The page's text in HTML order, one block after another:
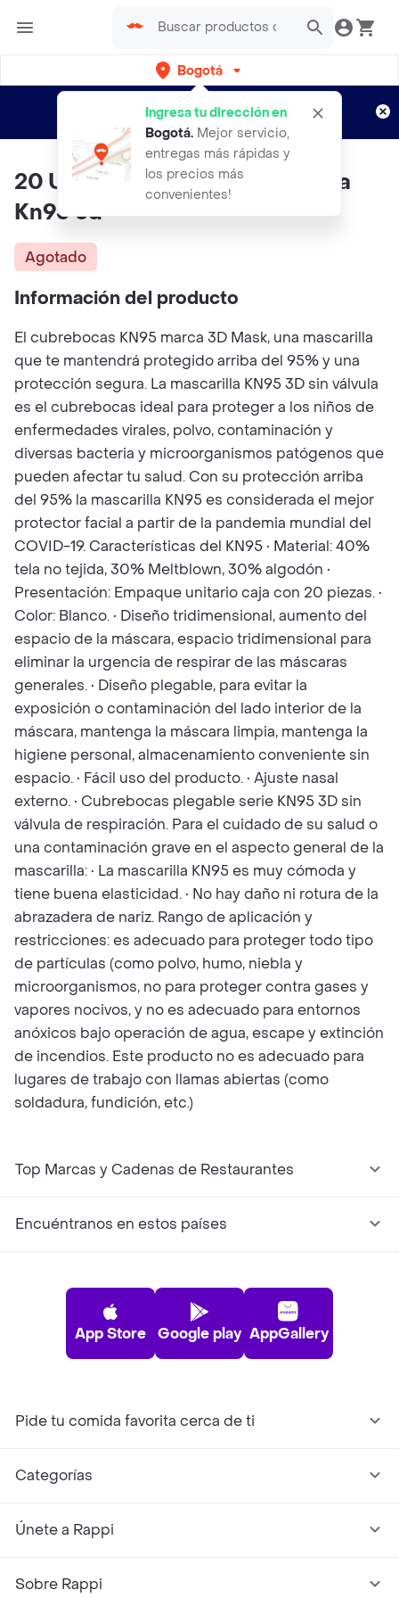
Bogotá
Ingresa tu dirección en
Bogotá. Mejor servicio,
entregas más rápidas y
los precios más
convenientes!
envíos gratis por semanas
Aplican TyC
20 Und Detapabocas Mascarilla
Kn95 3d
Agotado
Información del producto
El cubrebocas KN95 marca 3D Mask, una mascarilla
que te mantendrá protegido arriba del 95% y una
protección segura. La mascarilla KN95 3D sin válvula
es el cubrebocas ideal para proteger a los niños de
enfermedades virales, polvo, contaminación y
diversas bacteria y microorganismos patógenos que
pueden afectar tu salud. Con su protección arriba
del 95% la mascarilla KN95 es considerada el mejor
protector facial a partir de la pandemia mundial del
COVID-19. Características del KN95 • Material: 40%
tela no tejida, 30% Meltblown, 30% algodón •
Presentación: Empaque unitario caja con 20 piezas. •
Color: Blanco. • Diseño tridimensional, aumento del
espacio de la máscara, espacio tridimensional para
eliminar la urgencia de respirar de las máscaras
generales. • Diseño plegable, para evitar la
exposición o contaminación del lado interior de la
máscara, mantenga la máscara limpia, mantenga la
higiene personal, almacenamiento conveniente sin
espacio. • Fácil uso del producto. • Ajuste nasal
externo. • Cubrebocas plegable serie KN95 3D sin
válvula de respiración. Para el cuidado de su salud o
una contaminación grave en el aspecto general de la
mascarilla: • La mascarilla KN95 es muy cómoda y
tiene buena elasticidad. • No hay daño ni rotura de la
abrazadera de nariz. Rango de aplicación y
restricciones: es adecuado para proteger todo tipo
de partículas (como polvo, humo, niebla y
microorganismos, no para proteger contra gases y
vapores nocivos, y no es adecuado para entornos
anóxicos bajo operación de agua, escape y extinción
de incendios. Este producto no es adecuado para
lugares de trabajo con llamas abiertas (como
soldadura, fundición, etc.)
Top Marcas y Cadenas de Restaurantes
Encuéntranos en estos países
App Store Google play AppGallery
Pide tu comida favorita cerca de ti
Categorías
Únete a Rappi
Sobre Rappi